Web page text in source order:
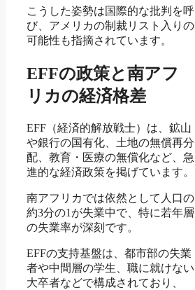
こうした姿勢は国際的な批判を呼
び、アメリカの制裁リスト入りの
可能性も指摘されています。
EFFの政策と南アフ
リカの経済格差
EFF（経済的解放戦士）は、鉱山
や銀行の国有化、土地の無償再分
配、教育・医療の無償化など、急
進的な経済政策を掲げています。
南アフリカでは依然として人口の
約3分の1が失業中で、特に若年層
の失業率が深刻です。
EFFの支持基盤は、都市部の失業
者や中間層の学生、職に就けない
大卒者などで構成されており、